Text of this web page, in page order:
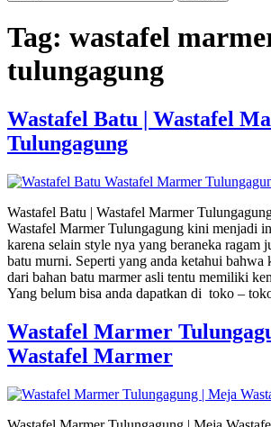
Tag: wastafel
tulungagung
Wastafel Batu | Wastafel
Tulungagung
Wastafel Batu | Wastafel Marmer
Wastafel Marmer Tulungagung kini menjadi
karena selain style nya yang beraneka ragam
batu murni. Seperti yang anda ketahui bahwa
dari bahan batu marmer asli tentu memiliki
Yang belum bisa anda dapatkan di toko –
Wastafel Marmer
Wastafel Marmer